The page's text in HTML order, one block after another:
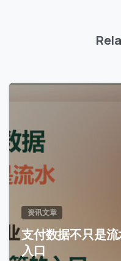
资讯文章
支付数据不只是
入口
联系我们
China